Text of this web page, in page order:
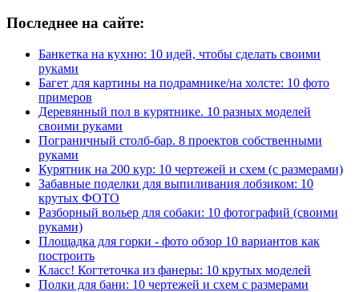
Последнее на сайте:
Банкетка на кухню: 10 идей, чтобы сделать своими
руками
Багет для картины на подрамнике/на холсте: 10 фото
примеров
Деревянный пол в курятнике. 10 разных моделей
своими руками
Пограничный столб-бар. 8 проектов собственными
руками
Курятник на 200 кур: 10 чертежей и схем (с размерами)
Забавные поделки для выпиливания лобзиком: 10
крутых ФОТО
Разборный вольер для собаки: 10 фотографий (своими
руками)
Площадка для горки - фото обзор 10 вариантов как
построить
Класс! Когтеточка из фанеры: 10 крутых моделей
Полки для бани: 10 чертежей и схем с размерами